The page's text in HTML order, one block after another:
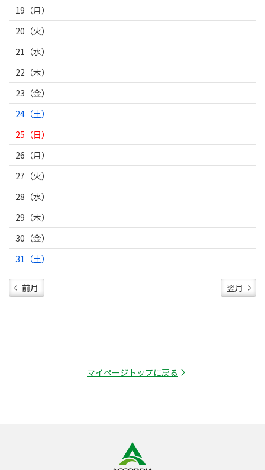
19（月）
20（火）
21（水）
22（木）
23（金）
24（土）
25（日）
26（月）
27（火）
28（水）
29（木）
30（金）
31（土）
前月 翌月
マイページトップに戻る